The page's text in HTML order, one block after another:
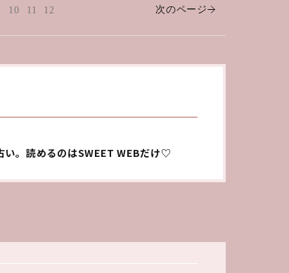
10 11 12 次のページ
い。読めるのはSWEET WEBだけ♡